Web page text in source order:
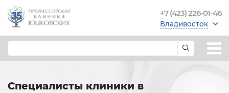
+7 (423) 226-01-46
Владивосток
Специалисты клиники в